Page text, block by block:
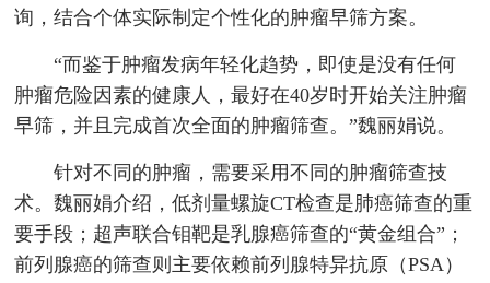
询，结合个体实际制定个性化的肿瘤早筛方案。
“而鉴于肿瘤发病年轻化趋势，即使是没有任何
肿瘤危险因素的健康人，最好在40岁时开始关注肿瘤
早筛，并且完成首次全面的肿瘤筛查。”魏丽娟说。
针对不同的肿瘤，需要采用不同的肿瘤筛查技
术。魏丽娟介绍，低剂量螺旋CT检查是肺癌筛查的重
要手段；超声联合钼靶是乳腺癌筛查的“黄金组合”；
前列腺癌的筛查则主要依赖前列腺特异抗原（PSA）